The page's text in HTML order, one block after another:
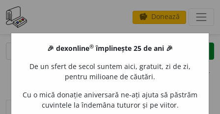
savings Donează
clear
opțiuni
definiții (1) pronunțievolume_up (50)
🎉 dexonline® împlinește 25 de ani 🎉
De un sfert de secol suntem aici, gratuit, zi de zi,
pentru milioane de căutări.
Cu o mică donație aniversară ne-ați ajuta să păstrăm
cuvintele la îndemâna tuturor și pe viitor.